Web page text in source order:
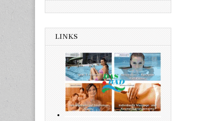
LINKS